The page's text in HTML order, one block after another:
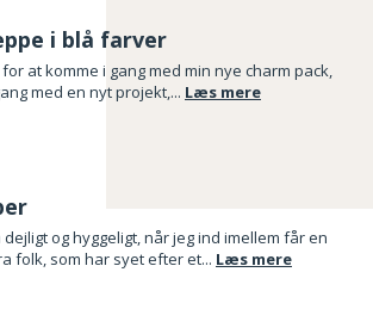
i blå farver
at komme i gang med min nye charm pack,
med en nyt projekt,... Læs mere
og hyggeligt, når jeg ind imellem får en
folk, som har syet efter et... Læs mere